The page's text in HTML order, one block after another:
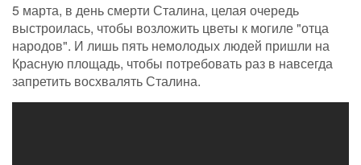
5 марта, в день смерти Сталина, целая очередь
выстроилась, чтобы возложить цветы к могиле "отца
народов". И лишь пять немолодых людей пришли на
Красную площадь, чтобы потребовать раз в навсегда
запретить восхвалять Сталина.